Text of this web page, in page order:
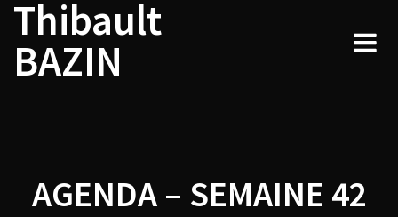
Skip
content
Thibault
BAZIN
AGENDA – SEMAINE 42
Navigation
de